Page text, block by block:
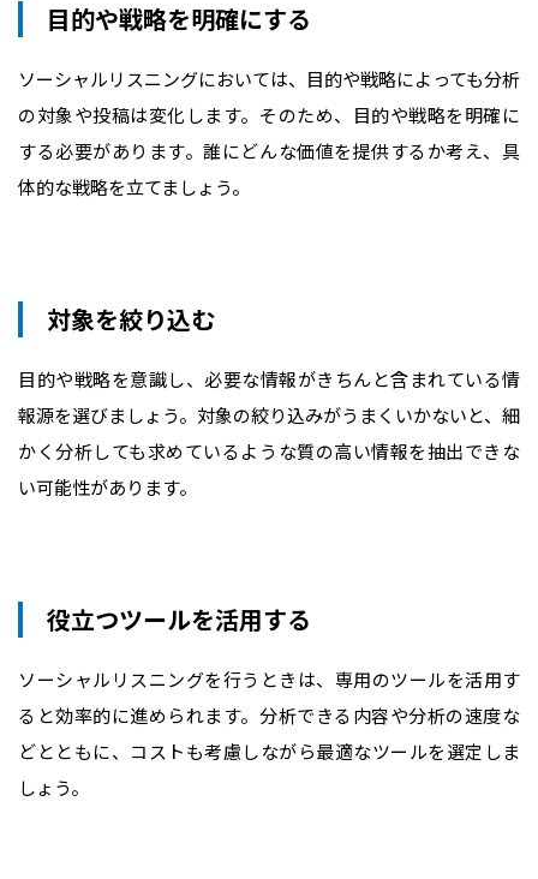
目的や戦略を明確にする
ソーシャルリスニングにおいては、目的や戦略によっても分析
の対象や投稿は変化します。そのため、目的や戦略を明確に
する必要があります。誰にどんな価値を提供するか考え、具
体的な戦略を立てましょう。
対象を絞り込む
目的や戦略を意識し、必要な情報がきちんと含まれている情
報源を選びましょう。対象の絞り込みがうまくいかないと、細
かく分析しても求めているような質の高い情報を抽出できな
い可能性があります。
役立つツールを活用する
ソーシャルリスニングを行うときは、専用のツールを活用す
ると効率的に進められます。分析できる内容や分析の速度な
どとともに、コストも考慮しながら最適なツールを選定しま
しょう。